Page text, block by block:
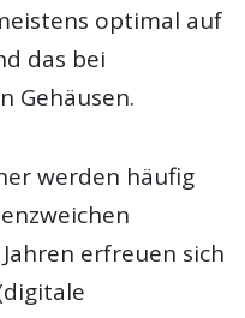
optimal auf
das bei
Gehäusen.
werden häufig
erfreuen sich